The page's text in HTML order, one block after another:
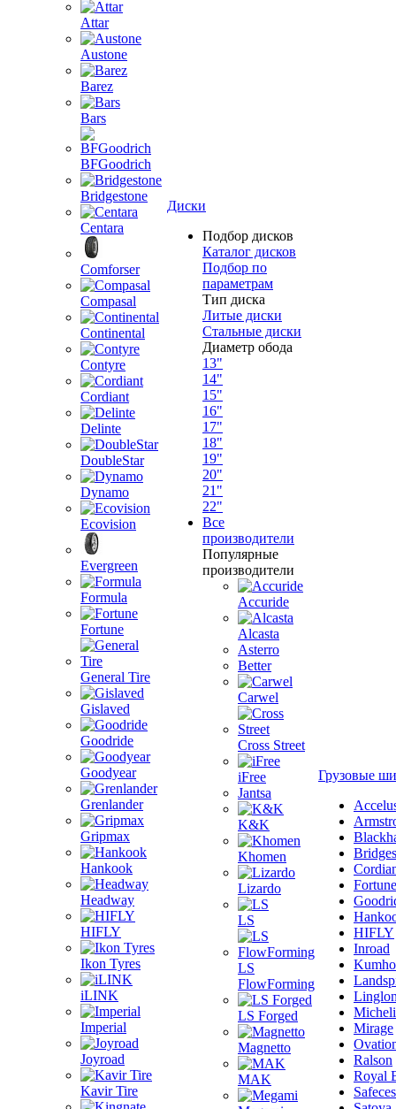
Attar
Austone
Barez
Bars
BFGoodrich
Bridgestone
Centara
Comforser
Compasal
Continental
Contyre
Cordiant
Delinte
DoubleStar
Dynamo
Ecovision
Evergreen
Formula
Fortune
General Tire
Gislaved
Goodride
Goodyear
Grenlander
Gripmax
Hankook
Headway
HIFLY
Ikon Tyres
iLINK
Imperial
Joyroad
Kavir Tire
Диски
Подбор дисков
Каталог дисков
Подбор по
параметрам
Тип диска
Литые диски
Стальные диски
Диаметр обода
13"
14"
15"
16"
17"
18"
19"
20"
21"
22"
Все
производители
Популярные
производители
Accuride
Alcasta
Asterro
Better
Carwel
Cross Street
iFree
Jantsa
K&K
Khomen
Lizardo
LS
LS
FlowForming
LS Forged
Magnetto
MAK
Грузовые
Fortune
HIFLY
Inroad
Kumho
Mirage
Ralson
Royal